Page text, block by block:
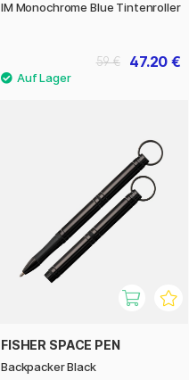
IM Monochrome Blue Tintenroller
47.20 €
59 €
FISHER SPACE PEN
Backpacker Black